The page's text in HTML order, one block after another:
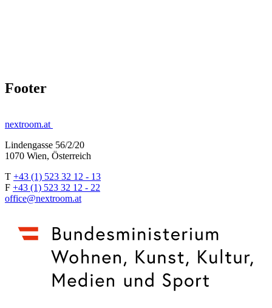
Footer
nextroom.at
Lindengasse 56/2/20
1070 Wien, Österreich
T +43 (1) 523 32 12 - 13
F +43 (1) 523 32 12 - 22
office@nextroom.at